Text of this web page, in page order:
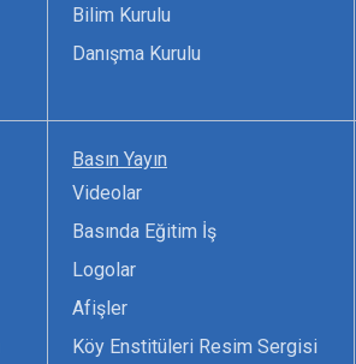
Bilim Kurulu
Danışma Kurulu
Basın Yayın
Videolar
Basında Eğitim İş
Logolar
Afişler
Köy Enstitüleri Resim Sergisi